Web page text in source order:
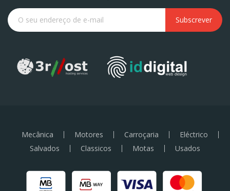
Subscrever
Mecânica Motores Carroçaria
Eléctrico
Salvados
Classicos Motas Usados